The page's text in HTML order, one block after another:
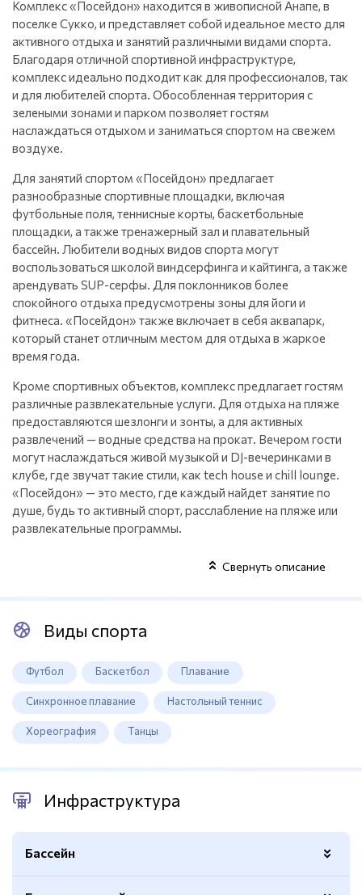
Комплекс «Посейдон» находится в живописной Анапе, в
поселке Сукко, и представляет собой идеальное место для
активного отдыха и занятий различными видами спорта.
Благодаря отличной спортивной инфраструктуре,
комплекс идеально подходит как для профессионалов, так
и для любителей спорта. Обособленная территория с
зелеными зонами и парком позволяет гостям
наслаждаться отдыхом и заниматься спортом на свежем
воздухе.
Для занятий спортом «Посейдон» предлагает
разнообразные спортивные площадки, включая
футбольные поля, теннисные корты, баскетбольные
площадки, а также тренажерный зал и плавательный
бассейн. Любители водных видов спорта могут
воспользоваться школой виндсерфинга и кайтинга, а также
арендувать SUP-серфы. Для поклонников более
спокойного отдыха предусмотрены зоны для йоги и
фитнеса. «Посейдон» также включает в себя аквапарк,
который станет отличным местом для отдыха в жаркое
время года.
Кроме спортивных объектов, комплекс предлагает гостям
различные развлекательные услуги. Для отдыха на пляже
предоставляются шезлонги и зонты, а для активных
развлечений — водные средства на прокат. Вечером гости
могут наслаждаться живой музыкой и DJ-вечеринками в
клубе, где звучат такие стили, как tech house и chill lounge.
«Посейдон» — это место, где каждый найдет занятие по
душе, будь то активный спорт, расслабление на пляже или
развлекательные программы.
Свернуть описание
Виды спорта
Футбол Баскетбол Плавание
Синхронное плавание Настольный теннис
Хореография Танцы
Инфраструктура
Бассейн